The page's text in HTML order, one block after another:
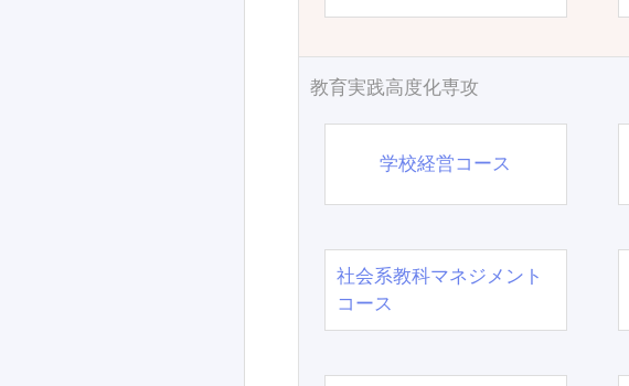
教育実践高度化専攻
学校経営コース
社会系教科マネジメント
コース